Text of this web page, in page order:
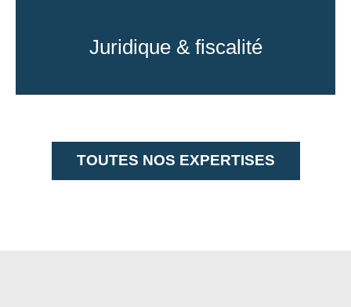
Juridique & fiscalité
TOUTES NOS EXPERTISES